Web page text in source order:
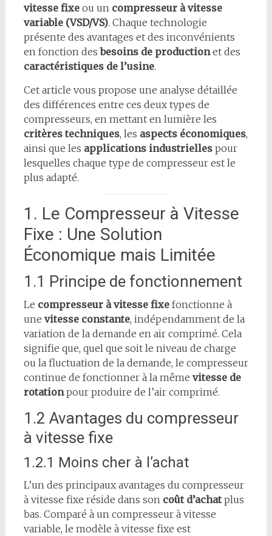
vitesse fixeou un compresseur à vitesse
variable (VSD/VS). Chaque technologie
présente des avantages et des inconvénients
en fonction desbesoins de productionet des
caractéristiques de l’usine.
Cet article vous propose une analyse détaillée
des différences entre ces deux types de
compresseurs, en mettant en lumière les
critères techniques, les aspects économiques,
ainsi que les applications industriellespour
lesquelles chaque type de compresseur est le
plus adapté.
1. Le Compresseur à Vitesse
Fixe : Une Solution
Économique mais Limitée
1.1 Principe de fonctionnement
Le compresseur à vitesse fixefonctionne à
une vitesse constante, indépendamment de la
variation de la demande en air comprimé. Cela
signifie que, quel que soit le niveau de charge
ou la fluctuation de la demande, le compresseur
continue de fonctionner à la même vitesse de
rotationpour produire de l’air comprimé.
1.2 Avantages du compresseur
à vitesse fixe
1.2.1 Moins cher à l’achat
L’un des principaux avantages du compresseur
à vitesse fixe réside dans son coût d’achatplus
bas. Comparé à un compresseur à vitesse
variable, le modèle à vitesse fixe est